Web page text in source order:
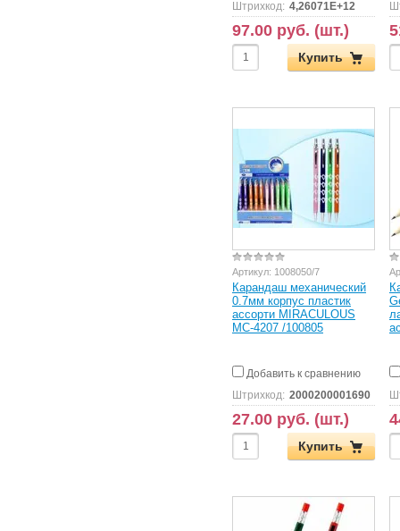
Штрихкод: 4,26071E+12
97.00 руб. (шт.)
Купить
Артикул: 1008050/7
Карандаш механический
0.7мм корпус пластик
ассорти MIRACULOUS
MC-4207 /100805
Добавить к сравнению
Штрихкод: 2000200001690
27.00 руб. (шт.)
Купить